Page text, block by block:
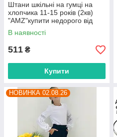
Штани шкільні на гумці на
хлопчика 11-15 років (2кв)
"AMZ"купити недорого від
прямого постачальника
В наявності
511 ₴
Купити
НОВИНКА 02.08.26